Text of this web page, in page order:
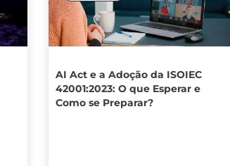
AI Act e a Adoção da ISOIEC
42001:2023: O que Esperar e
Como se Preparar?